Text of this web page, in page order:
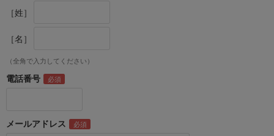
［姓］
［名］
（全角で入力してください）
電話番号
メールアドレス